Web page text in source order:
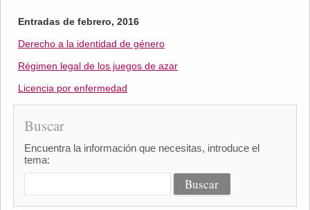
Entradas de febrero, 2016
Derecho a la identidad de género
Régimen legal de los juegos de azar
Licencia por enfermedad
Buscar
Encuentra la información que necesitas, introduce el
tema: